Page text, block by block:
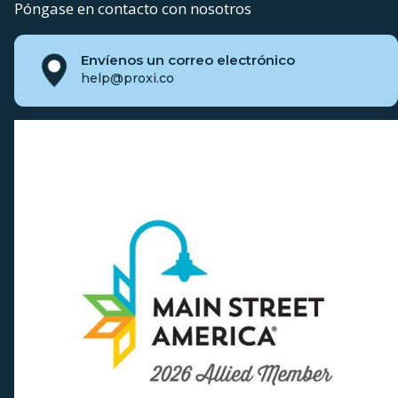
Póngase en contacto con nosotros
Envíenos un correo electrónico
help@proxi.co